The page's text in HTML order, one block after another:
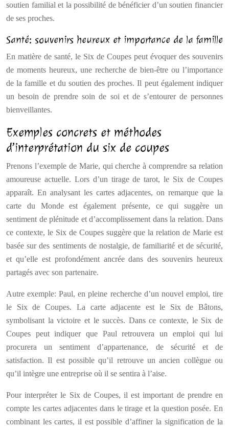
soutien familial et la possibilité de bénéficier d’un soutien financier
de ses proches.
Santé: souvenirs heureux et importance de la famille
En matière de santé, le Six de Coupes peut évoquer des souvenirs
de moments heureux, une recherche de bien-être ou l’importance
de la famille et du soutien des proches. Il peut également indiquer
un besoin de prendre soin de soi et de s’entourer de personnes
bienveillantes.
Exemples concrets et méthodes
d’interprétation du six de coupes
Prenons l’exemple de Marie, qui cherche à comprendre sa relation
amoureuse actuelle. Lors d’un tirage de tarot, le Six de Coupes
apparaît. En analysant les cartes adjacentes, on remarque que la
carte du Monde est également présente, ce qui suggère un
sentiment de plénitude et d’accomplissement dans la relation. Dans
ce contexte, le Six de Coupes suggère que la relation de Marie est
basée sur des sentiments de nostalgie, de familiarité et de sécurité,
et qu’elle est profondément ancrée dans des souvenirs heureux
partagés avec son partenaire.
Autre exemple: Paul, en pleine recherche d’un nouvel emploi, tire
le Six de Coupes. La carte adjacente est le Six de Bâtons,
symbolisant la victoire et le succès. Dans ce contexte, le Six de
Coupes peut indiquer que Paul retrouvera un emploi qui lui
procurera un sentiment d’appartenance, de sécurité et de
satisfaction. Il est possible qu’il retrouve un ancien collègue ou
qu’il intègre une entreprise où il se sentira à l’aise.
Pour interpréter le Six de Coupes, il est important de prendre en
compte les cartes adjacentes dans le tirage et la question posée. En
combinant les cartes, il est possible d’affiner la signification de la